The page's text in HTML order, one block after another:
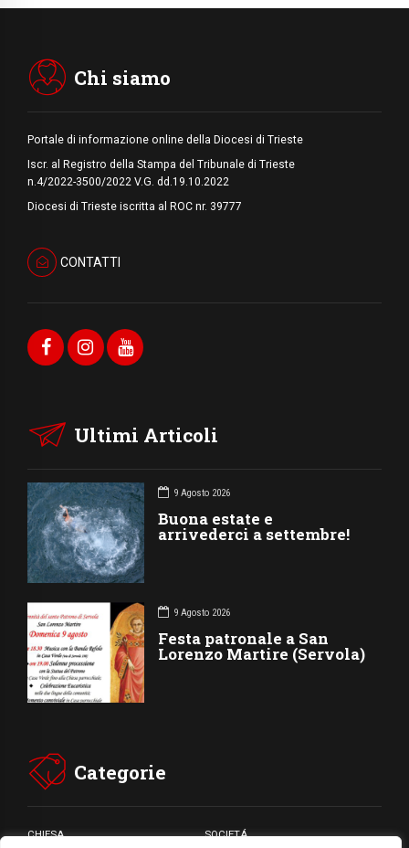
Medio Oriente
Chi siamo
Portale di informazione online della Diocesi di Trieste
Iscr. al Registro della Stampa del Tribunale di Trieste
n.4/2022-3500/2022 V.G. dd.19.10.2022
Diocesi di Trieste iscritta al ROC nr. 39777
CONTATTI
Ultimi Articoli
9 Agosto 2026
Buona estate e
arrivederci a settembre!
9 Agosto 2026
Festa patronale a San
Lorenzo Martire (Servola)
Categorie
CHIESA SOCIETÁ